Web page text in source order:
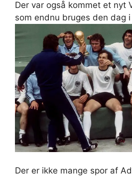
Der var også kommet et
som endnu bruges den dag
Der er ikke mange spor af